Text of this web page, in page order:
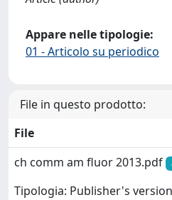
Appare nelle tipologie:
01 - Articolo su periodico
File in questo prodotto:
File
ch comm am fluor 2013.pdf
Tipologia: Publisher's